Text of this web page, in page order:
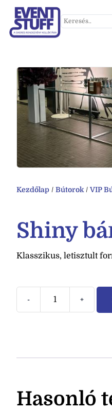
Kezdőlap / Bútorok/VIP
Shiny
Klasszikus, letisztult
- +
Hasonló